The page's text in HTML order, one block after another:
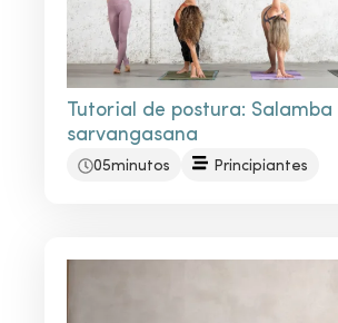
Tutorial de postura: Salamba
sarvangasana
05minutos Principiantes